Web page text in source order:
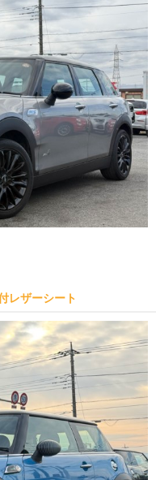
レザーシート